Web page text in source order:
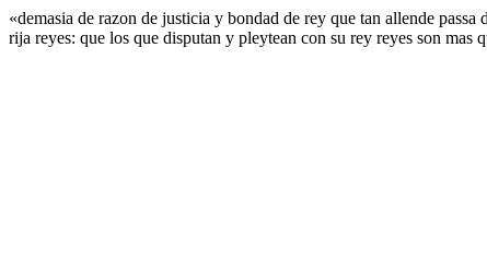
«demasia de razon de justicia y bondad de rey que tan allende
rija reyes: que los que disputan y pleytean con su rey reyes son mas